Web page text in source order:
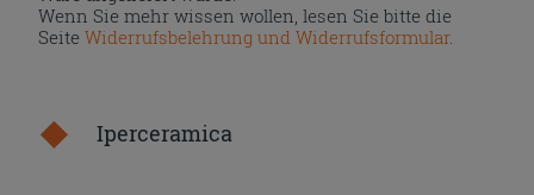
Wenn Sie mehr wissen wollen, lesen Sie bitte die
SeiteWiderrufsbelehrung und Widerrufsformular.
Iperceramica